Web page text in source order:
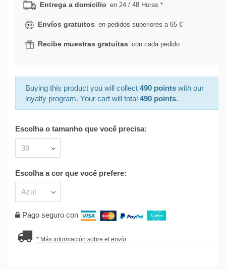
Entrega a domicilio en 24 / 48 Horas *
Envíos gratuitos en pedidos superiores a 65 €
Recibe muestras gratuitas con cada pedido
Buying this product you will collect 490 pointswith our
loyalty program. Your cart will total 490 points.
Escolha o tamanho que você precisa:
Escolha a cor que você prefere:
Pago seguro con
* Más información sobre el envío